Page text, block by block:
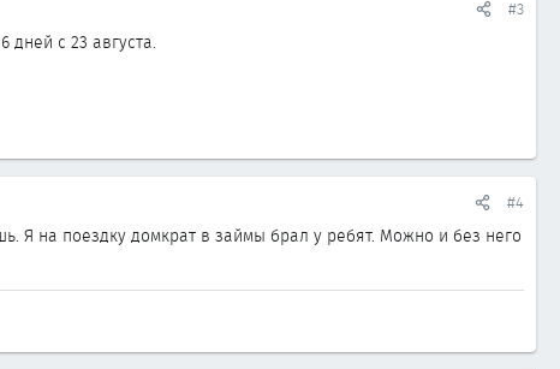
#3
с 23 августа.
#4
Я на поездку домкрат в займы брал у ребят. Можно и без него